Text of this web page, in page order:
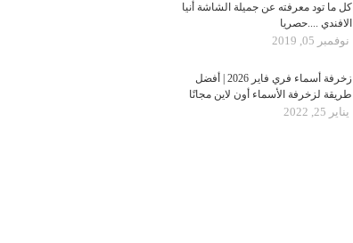
كل ما تود معرفته عن جميلة الشاشة أنيا
الافندي ....حصريا
نوفمبر 05, 2019
زخرفة أسماء فري فاير 2026 | أفضل
طريقة لزخرفة الأسماء أون لاين مجانًا
يناير 25, 2022